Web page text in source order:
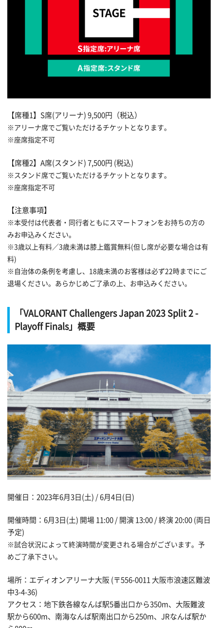
【席種1】S席(アリーナ) 9,500円（税込）
※アリーナ席でご覧いただけるチケットとなります。
※座席指定不可
【席種2】A席(スタンド) 7,500円 (税込)
※スタンド席でご覧いただけるチケットとなります。
※座席指定不可
【注意事項】
※本受付は代表者・同行者ともにスマートフォンをお持ちの方の
みお申込みください。
※3歳以上有料／3歳未満は膝上鑑賞無料(但し席が必要な場合は有
料)
※自治体の条例を考慮し、18歳未満のお客様は必ず22時までにご
退場ください。あらかじめご了承の上、お申込みください。
「VALORANT Challengers Japan 2023 Split 2 -
Playoff Finals」概要
開催日：2023年6月3日(土) / 6月4日(日)
開催時間：6月3日(土) 開場 11:00 / 開演 13:00 / 終演 20:00 (両日
予定)
※試合状況によって終演時間が変更される場合がございます。予
めご了承下さい。
場所：エディオンアリーナ大阪 (〒556-0011 大阪市浪速区難波
中3-4-36)
アクセス：地下鉄各線なんば駅5番出口から350m、大阪難波
駅から600m、南海なんば駅南出口から250m、JRなんば駅か